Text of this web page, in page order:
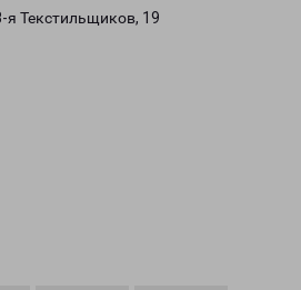
я Текстильщиков, 19